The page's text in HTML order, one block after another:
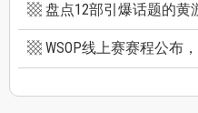
盘点12部引爆话题的黄游改编动
WSOP线上赛赛程公布，这五